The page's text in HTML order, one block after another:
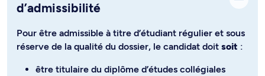
d’admissibilité
Pour être admissible à titre d’étudiant régulier et sous
réserve de la qualité du dossier, le candidat doit soit :
être titulaire du diplôme d’études collégiales